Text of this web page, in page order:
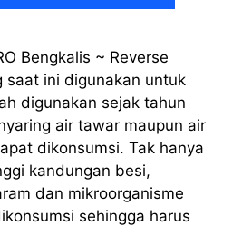
Bengkalis ~ Reverse
saat ini digunakan untuk
digunakan sejak tahun
air tawar maupun air
dikonsumsi. Tak hanya
kandungan besi,
dan mikroorganisme
sehingga harus